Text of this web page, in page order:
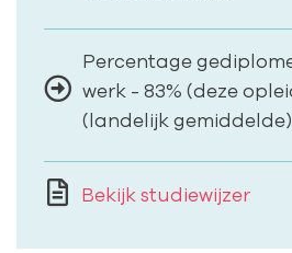
Percentage
werk - 83% (deze
(landelijk gemiddelde)
Bekijk studiewijzer